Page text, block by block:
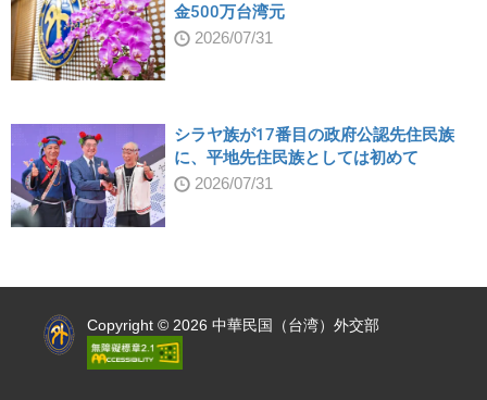
金500万台湾元
2026/07/31
シラヤ族が17番目の政府公認先住民族
に、平地先住民族としては初めて
2026/07/31
Copyright © 2026 中華民国（台湾）外交部